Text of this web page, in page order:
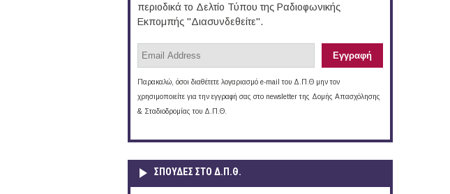
περιοδικά το Δελτίο Τύπου της Ραδιοφωνικής
Εκπομπής "Διασυνδεθείτε".
Παρακαλώ, όσοι διαθέτετε λογαριασμό e-mail του Δ.Π.Θ μην τον
χρησιμοποιείτε για την εγγραφή σας στο newsletter της Δομής Απασχόλησης
& Σταδιοδρομίας του Δ.Π.Θ.
ΣΠΟΥΔΈΣ ΣΤΟ Δ.Π.Θ.